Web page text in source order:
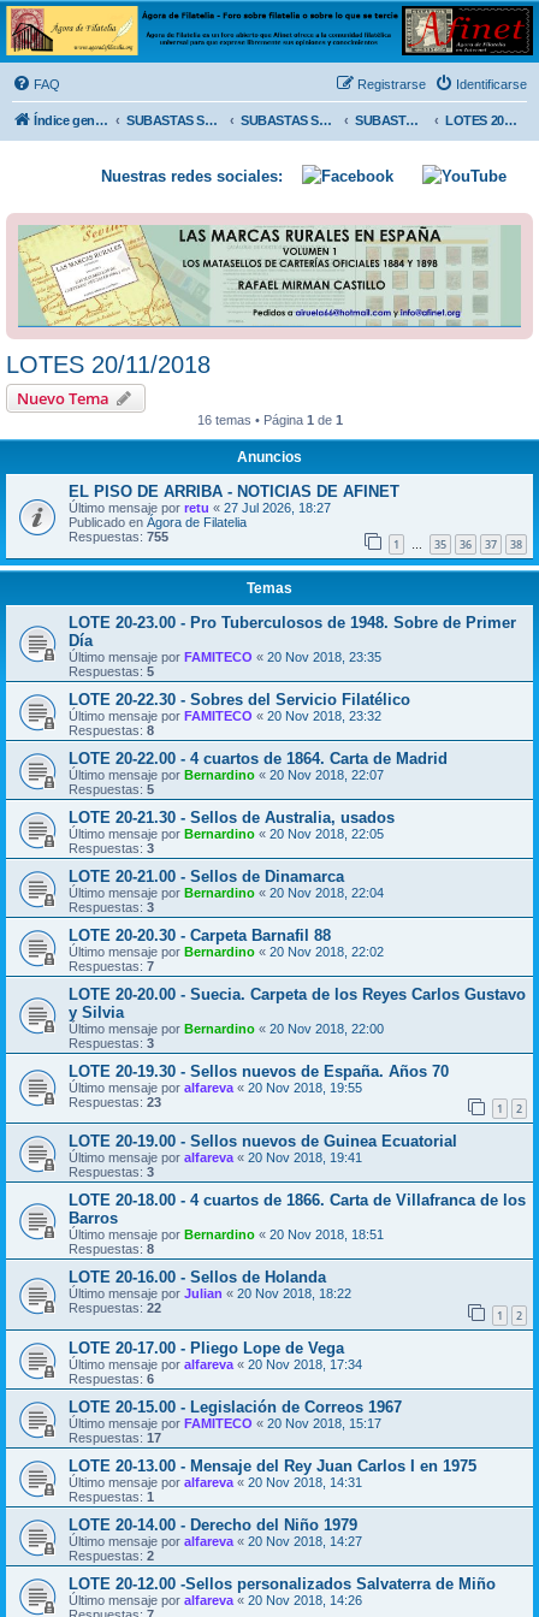
Ágora de Filatelia
Foro sobre filatelia o sobre lo que se tercie. Ágora de Filatelia es un foro abierto que Afinet
ofrece a la comunidad filatélica universal para que exprese libremente sus opiniones y
conocimientos
FAQ Identificarse
Registrarse
Índice general SUBASTAS SOLIDARIAS (In memoriam MENDOZA) SUBASTAS SOLIDARIAS 2025 y anteriores SUBASTAS SOLIDARIAS 2018 LOTES 20/11/2018
Nuestras redes sociales:
LOTES 20/11/2018
Nuevo Tema
16 temas • Página 1 de 1
Anuncios
EL PISO DE ARRIBA - NOTICIAS DE AFINET
Último mensaje por retu « 27 Jul 2026, 18:27
Publicado en Ágora de Filatelia
Respuestas: 755 1 … 35 36 37 38
Temas
LOTE 20-23.00 - Pro Tuberculosos de 1948. Sobre de Primer
Día
Último mensaje por FAMITECO « 20 Nov 2018, 23:35
Respuestas: 5
LOTE 20-22.30 - Sobres del Servicio Filatélico
Último mensaje por FAMITECO « 20 Nov 2018, 23:32
Respuestas: 8
LOTE 20-22.00 - 4 cuartos de 1864. Carta de Madrid
Último mensaje por Bernardino « 20 Nov 2018, 22:07
Respuestas: 5
LOTE 20-21.30 - Sellos de Australia, usados
Último mensaje por Bernardino « 20 Nov 2018, 22:05
Respuestas: 3
LOTE 20-21.00 - Sellos de Dinamarca
Último mensaje por Bernardino « 20 Nov 2018, 22:04
Respuestas: 3
LOTE 20-20.30 - Carpeta Barnafil 88
Último mensaje por Bernardino « 20 Nov 2018, 22:02
Respuestas: 7
LOTE 20-20.00 - Suecia. Carpeta de los Reyes Carlos Gustavo
y Silvia
Último mensaje por Bernardino « 20 Nov 2018, 22:00
Respuestas: 3
LOTE 20-19.30 - Sellos nuevos de España. Años 70
Último mensaje por alfareva « 20 Nov 2018, 19:55
Respuestas: 23 1 2
LOTE 20-19.00 - Sellos nuevos de Guinea Ecuatorial
Último mensaje por alfareva « 20 Nov 2018, 19:41
Respuestas: 3
LOTE 20-18.00 - 4 cuartos de 1866. Carta de Villafranca de los
Barros
Último mensaje por Bernardino « 20 Nov 2018, 18:51
Respuestas: 8
LOTE 20-16.00 - Sellos de Holanda
Último mensaje por Julian « 20 Nov 2018, 18:22
Respuestas: 22 1 2
LOTE 20-17.00 - Pliego Lope de Vega
Último mensaje por alfareva « 20 Nov 2018, 17:34
Respuestas: 6
LOTE 20-15.00 - Legislación de Correos 1967
Último mensaje por FAMITECO « 20 Nov 2018, 15:17
Respuestas: 17
LOTE 20-13.00 - Mensaje del Rey Juan Carlos I en 1975
Último mensaje por alfareva « 20 Nov 2018, 14:31
Respuestas: 1
LOTE 20-14.00 - Derecho del Niño 1979
Último mensaje por alfareva « 20 Nov 2018, 14:27
Respuestas: 2
LOTE 20-12.00 -Sellos personalizados Salvaterra de Miño
Último mensaje por alfareva « 20 Nov 2018, 14:26